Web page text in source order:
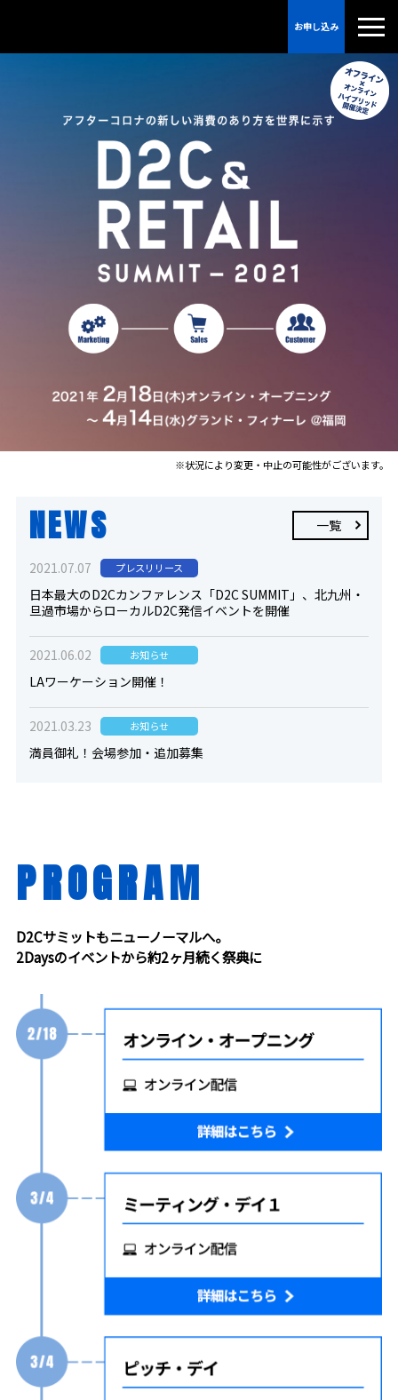
お申し込み
※状況により変更・中止の可能性がございます。
NEWS 一覧
2021.07.07 プレスリリース
日本最大のD2Cカンファレンス「D2C SUMMIT」、北九州・
旦過市場からローカルD2C発信イベントを開催
2021.06.02 お知らせ
LAワーケーション開催！
2021.03.23 お知らせ
満員御礼！会場参加・追加募集
PROGRAM
D2Cサミットもニューノーマルへ。
2Daysのイベントから約2ヶ月続く祭典に